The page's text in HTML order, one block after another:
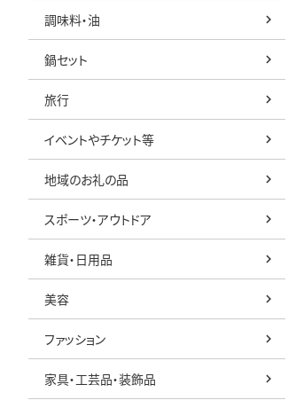
調味料・油
鍋セット
旅行
イベントやチケット等
地域のお礼の品
スポーツ・アウトドア
雑貨・日用品
美容
ファッション
家具・工芸品・装飾品